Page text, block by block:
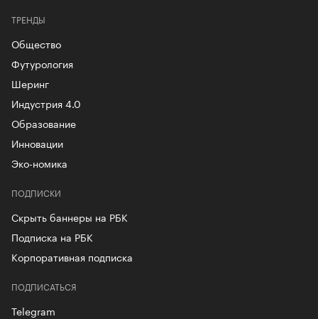
ТРЕНДЫ
Общество
Футурология
Шеринг
Индустрия 4.0
Образование
Инновации
Эко-номика
ПОДПИСКИ
Скрыть баннеры на РБК
Подписка на РБК
Корпоративная подписка
ПОДПИСАТЬСЯ
Telegram